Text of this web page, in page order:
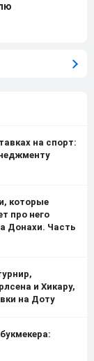
на спорт:
которые
про него
Донахи. Часть
и Хикару,
на Доту